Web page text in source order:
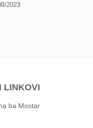
2023
LINKOVI
ba Mostar